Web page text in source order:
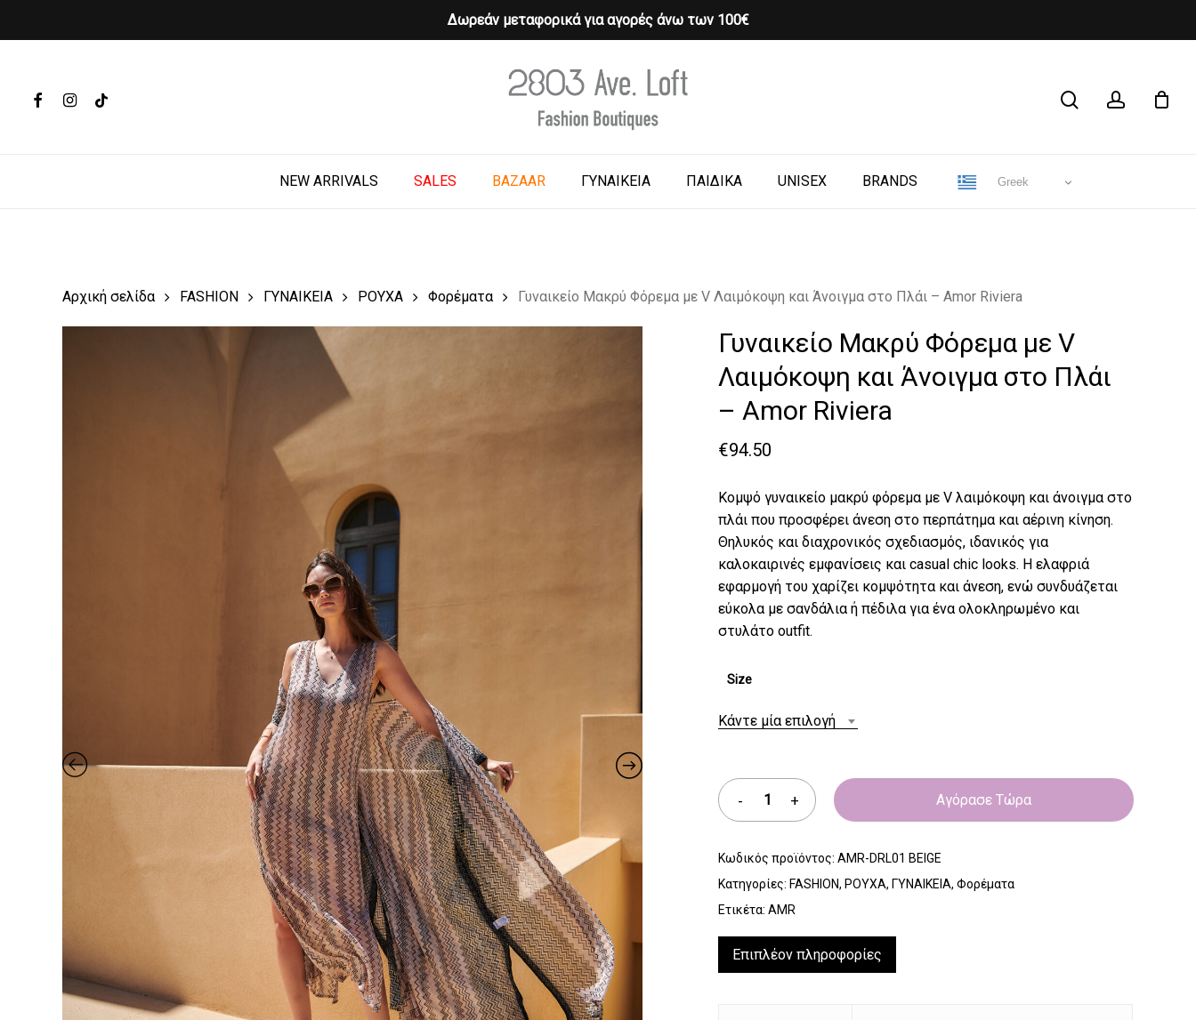
Δωρεάν μεταφορικά για αγορές άνω των 100€
Hit enter to search or ESC to close
FACEBOOKINSTAGRAM
TIKTOK
NEW ARRIVALS SALES BAZAAR ΓΥΝΑΙΚΕΙΑ ΠΑΙΔΙΚΑ UNISEX BRANDS Greek
Cart CLOSE
Αρχική σελίδα FASHION ΓΥΝΑΙΚΕΙΑ ΡΟΥΧΑ Φορέματα Γυναικείο Μακρύ Φόρεμα με V Λαιμόκοψη και Άνοιγμα στο Πλάι – Amor Riviera
Γυναικείο Μακρύ Φόρεμα με V
Λαιμόκοψη και Άνοιγμα στο Πλάι
– Amor Riviera
€94.50
Κομψό γυναικείο μακρύ φόρεμα με V λαιμόκοψη και άνοιγμα στο
πλάι που προσφέρει άνεση στο περπάτημα και αέρινη κίνηση.
Θηλυκός και διαχρονικός σχεδιασμός, ιδανικός για
καλοκαιρινές εμφανίσεις και casual chic looks. Η ελαφριά
εφαρμογή του χαρίζει κομψότητα και άνεση, ενώ συνδυάζεται
εύκολα με σανδάλια ή πέδιλα για ένα ολοκληρωμένο και
στυλάτο outfit.
Size
Κάντε μία επιλογή
Αγόρασε Τώρα
Κωδικός προϊόντος:AMR-DRL01 BEIGE
Κατηγορίες: FASHION, ΡΟΥΧΑ, ΓΥΝΑΙΚΕΙΑ,Φορέματα
Ετικέτα:AMR
Επιπλέον πληροφορίες